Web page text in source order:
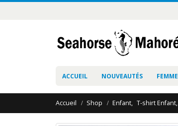
ACCUEIL NOUVEAUTÉS FEMME
Accueil Shop Enfant, T-shirt Enfant,